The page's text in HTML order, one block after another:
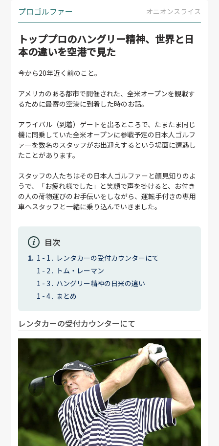
プロゴルファー オニオンスライス
トッププロのハングリー精神、世界と日
本の違いを空港で見た
今から20年近く前のこと。
アメリカのある都市で開催された、全米オープンを観戦す
るために最寄の空港に到着した時のお話。
アライバル（到着）ゲートを出るところで、たまたま同じ
機に同乗していた全米オープンに参戦予定の日本人ゴルフ
ァーを数名のスタッフがお出迎えするという場面に遭遇し
たことがあります。
スタッフの人たちはその日本人ゴルファーと顔見知りのよ
うで、「お疲れ様でした」と笑顔で声を掛けると、お付き
の人の荷物運びのお手伝いをしながら、運転手付きの専用
車へスタッフと一緒に乗り込んでいきました。
目次
レンタカーの受付カウンターにて
トム・レーマン
ハングリー精神の日米の違い
まとめ
レンタカーの受付カウンターにて